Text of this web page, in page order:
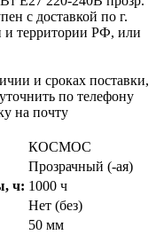
с доставкой по г.
и территории РФ, или
и сроках поставки,
по телефону
на почту
КОСМОС
Прозрачный (-ая)
ч: 1000 ч
Нет (без)
50 мм